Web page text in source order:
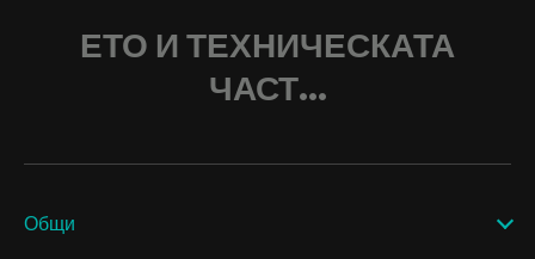
ЕТО И ТЕХНИЧЕСКАТА
ЧАСТ...
Общи